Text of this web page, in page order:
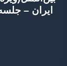
ایران – جلسه4(1400/6/24) – استاد اشراق